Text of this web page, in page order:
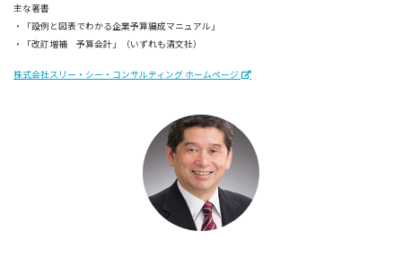
主な著書
・「設例と図表でわかる企業予算編成マニュアル」
・「改訂増補 予算会計」（いずれも清文社）
株式会社スリー・シー・コンサルティング ホームページ